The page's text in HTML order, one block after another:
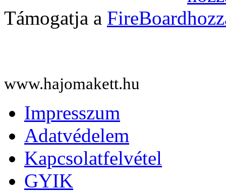
Támogatja a FireBoard
www.hajomakett.hu
Impresszum
Adatvédelem
Kapcsolatfelvétel
GYIK